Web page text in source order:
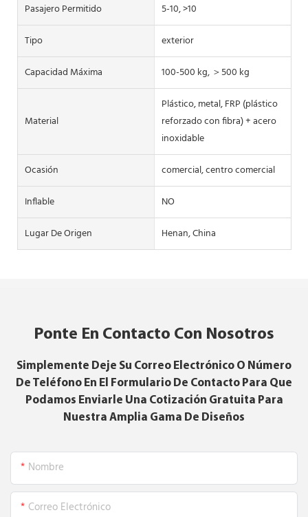
Pasajero Permitido
5-10, >10
Tipo
exterior
Capacidad Máxima
100-500 kg, ＞500 kg
Material
Plástico, metal, FRP (plástico
reforzado con fibra) + acero
inoxidable
Ocasión
comercial, centro comercial
Inflable
NO
Lugar De Origen
Henan, China
Ponte En Contacto Con Nosotros
Simplemente Deje Su Correo Electrónico O Número
De Teléfono En El Formulario De Contacto Para Que
Podamos Enviarle Una Cotización Gratuita Para
Nuestra Amplia Gama De Diseños
Nombre
Correo Electrónico